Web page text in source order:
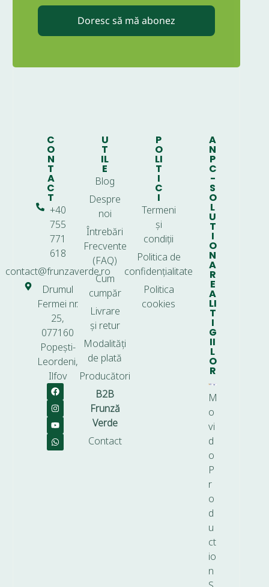
Doresc să mă abonez
C
O
N
T
A
C
T
+40
755
771
618
contact@frunzaverde.ro
Drumul
Fermei nr.
25,
077160
Popești-
Leordeni,
Ilfov
U
T
IL
E
Blog
Despre
noi
Întrebări
Frecvente
(FAQ)
Cum
cumpăr
Livrare
și retur
Modalități
de plată
Producători
B2B
Frunză
Verde
Contact
P
O
LI
T
I
C
I
Termeni
și
condiții
Politica de
confidențialitate
Politica
cookies
A
N
P
C
-
S
O
L
U
T
I
O
N
A
R
E
A
LI
T
I
G
II
L
O
R
M
o
vi
d
o
P
r
o
d
u
ct
io
n